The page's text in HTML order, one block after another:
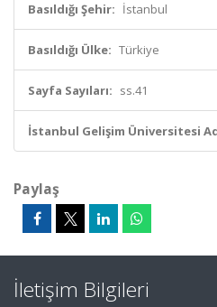
Basıldığı Şehir: İstanbul
Basıldığı Ülke: Türkiye
Sayfa Sayıları: ss.41
İstanbul Gelişim Üniversitesi
Paylaş
İletişim Bilgileri